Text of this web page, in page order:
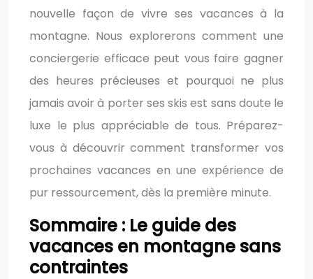
nouvelle façon de vivre ses vacances à la
montagne. Nous explorerons comment une
conciergerie efficace peut vous faire gagner
des heures précieuses et pourquoi ne plus
jamais avoir à porter ses skis est sans doute le
luxe le plus appréciable de tous. Préparez-
vous à découvrir comment transformer vos
prochaines vacances en une expérience de
pur ressourcement, dès la première minute.
Sommaire : Le guide des
vacances en montagne sans
contraintes